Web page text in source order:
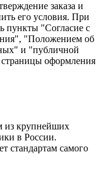
заказа и
его условия. При
пункты "Согласие с
"Положением об
и "публичной
оформления
из крупнейших
в России.
стандартам самого